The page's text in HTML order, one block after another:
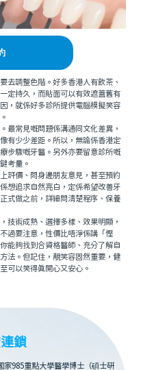
調整色階。好多香港人有飲茶、
定持久，而貼面可以有效遮蓋舊有
，就係好多診所提供電腦模擬笑容
常見嘅問題係溝通同文化差異，
有少少差距。所以，無論係香港定
步驟嘅牙醫。另外亦要留意診所嘅
考量。
價、問身邊朋友意見，甚至預約
想追求自然亮白，定係希望改善牙
式做之前，詳細問清楚程序、保養
術成熟、選擇多樣、效果明顯，
過要注意，性價比唔淨係講「慳
能夠找到合資格醫師、充分了解自
法。但記住，靚笑容固然重要，健
可以笑得真開心又安心。
鎖
家985重點大學醫學博士（碩士研